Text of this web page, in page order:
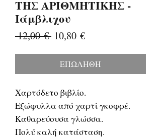
ΤΗΣ ΑΡΙΘΜΗΤΙΚΗΣ -
Ιάμβλιχου
12,00 € Κανονική
10,80 €Τιμή
ΕΠΩΛΗΘΗ
Χαρτόδετο βιβλίο.
Εξώφυλλα από χαρτί γκοφρέ.
Καθαρεύουσα γλώσσα.
Πολύ καλή κατάσταση.